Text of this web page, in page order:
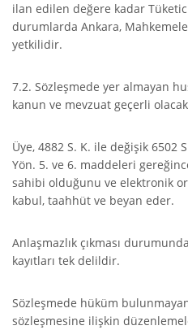
ilan edilen değere kadar
durumlarda Ankara,
yetkilidir.
7.2. Sözleşmede yer almayan
kanun ve mevzuat geçerli
Üye, 4882 S. K. ile değişik 6502
Yön. 5. ve 6. maddeleri
sahibi olduğunu ve elektronik
kabul, taahhüt ve beyan eder.
Anlaşmazlık çıkması
kayıtları tek delildir.
Sözleşmede hüküm
sözleşmesine ilişkin